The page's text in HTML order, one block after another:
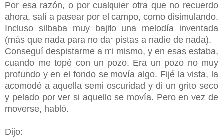
Por esa razón, o por cualquier otra que no recuerdo
ahora, salí a pasear por el campo, como disimulando.
Incluso silbaba muy bajito una melodía inventada
(más que nada para no dar pistas a nadie de nada).
Conseguí despistarme a mi mismo, y en esas estaba,
cuando me topé con un pozo. Era un pozo no muy
profundo y en el fondo se movía algo. Fijé la vista, la
acomodé a aquella semi oscuridad y di un grito seco
y pelado por ver si aquello se movía. Pero en vez de
moverse, habló.
Dijo: